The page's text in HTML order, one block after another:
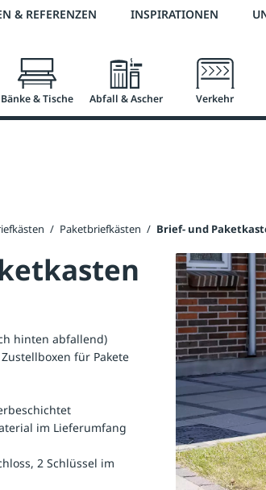
2 % Vorkassen-
& REFERENZEN INSPIRATIONEN
Bänke & Tische Abfall & Ascher Verkehr
/ Paketbriefkästen / Brief- und
hinten abfallend)
für Pakete
im Lieferumfang
2 Schlüssel im